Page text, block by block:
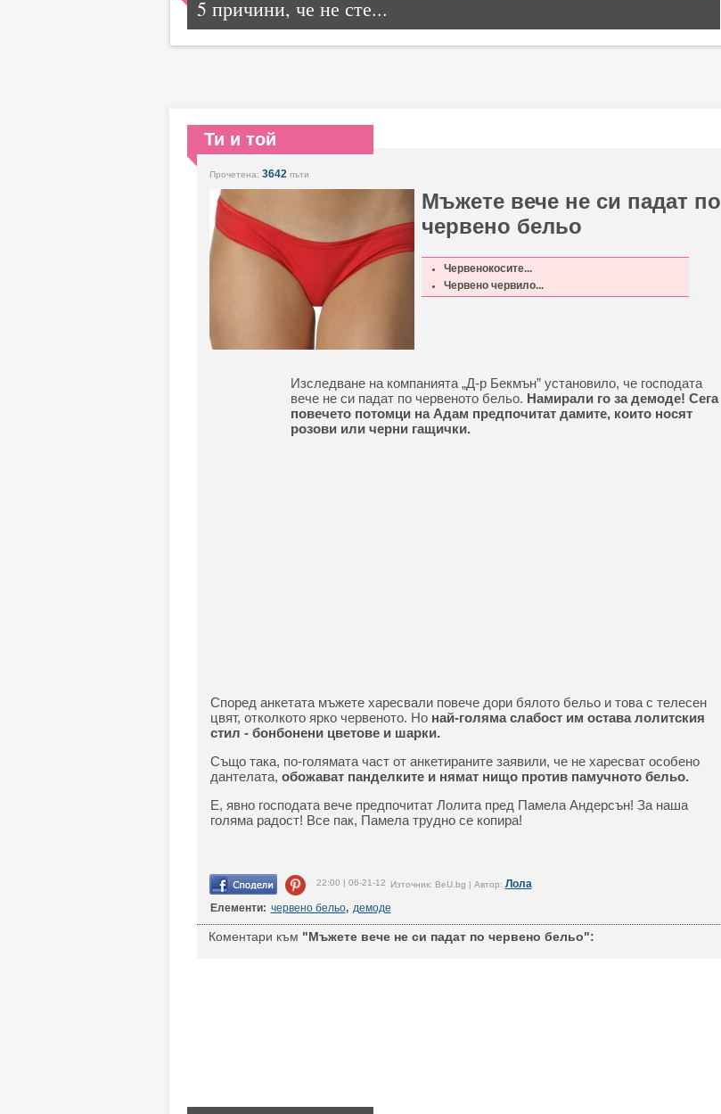
5 причини, че не сте...
Ти и той
Прочетена: 3642 пъти
Мъжете вече не си падат по
червено бельо
Червенокосите...
Червено червило...
Изследване на компанията „Д-р Бекмън” установило, че господата
вече не си падат по червеното бельо. Намирали го за демоде! Сега
повечето потомци на Адам предпочитат дамите, които носят
розови или черни гащички.
Според анкетата мъжете харесвали повече дори бялото бельо и това с телесен
цвят, отколкото ярко червеното. Но най-голяма слабост им остава лолитския
стил - бонбонени цветове и шарки.
Също така, по-голямата част от анкетираните заявили, че не харесват особено
дантелата, обожават панделките и нямат нищо против памучното бельо.
Е, явно господата вече предпочитат Лолита пред Памела Андерсън! За наша
голяма радост! Все пак, Памела трудно се копира!
22:00 | 06-21-12 Източник: BeU.bg | Автор: Лола
Елементи: червено бельо, демоде
Коментари към "Мъжете вече не си падат по червено бельо":